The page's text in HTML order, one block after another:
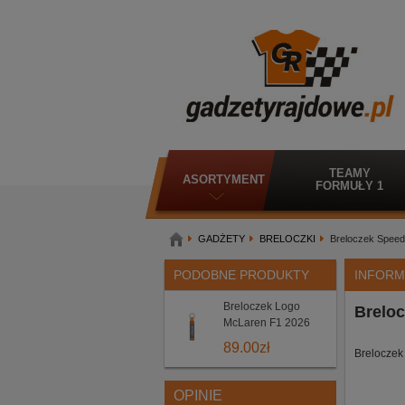
ASORTYMENT
TEAMY
FORMUŁY 1
GADŻETY BRELOCZKI Breloczek
PODOBNE PRODUKTY
Breloczek Logo
McLaren F1 2026
89.00zł
OPINIE